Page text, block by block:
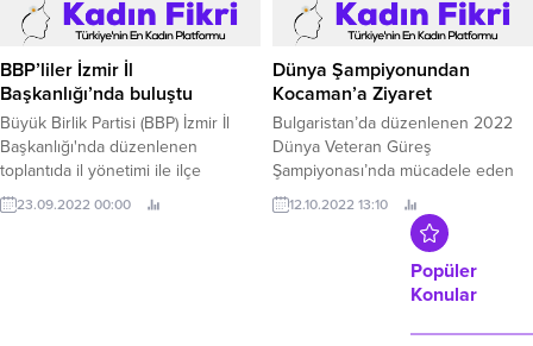
bulunan doğal yaşam parkı ve
Türkiye’nin en önemli doğa turizm
destinasyonu Ormanya’ya yaya
ulaşımını sağlayacak üstgeçidin
yapım çalışmalarına başlandı.
taraftarın beğenisine sunuldu.
BBP’liler İzmir İl
Başkanlığı’nda buluştu
Büyük Birlik Partisi (BBP) İzmir İl
Başkanlığı'nda düzenlenen
toplantıda il yönetimi ile ilçe
başkanları bir araya gelerek
değerlendirmelerde bulundu.
23.09.2022 00:00
Dünya Şampiyonundan
Kocaman’a Ziyaret
Bulgaristan’da düzenlenen 2022
Dünya Veteran Güreş
Şampiyonası’nda mücadele eden
Kartepeli Abdülhamit Altun Dünya
Şampiyonu oldu.
12.10.2022 13:10
Popüler
Konular